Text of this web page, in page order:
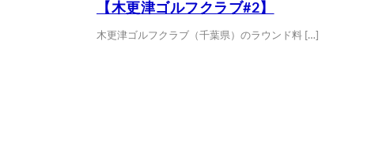
【木更津ゴルフクラブ#2】
木更津ゴルフクラブ（千葉県）のラウンド料 […]